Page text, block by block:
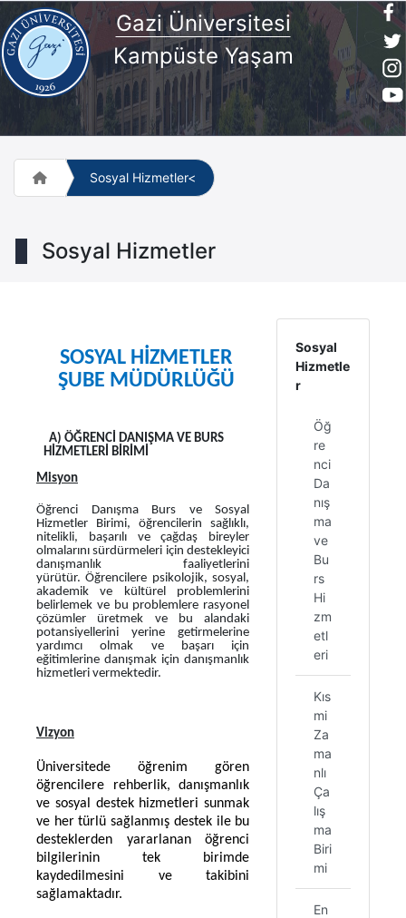
Gazi Üniversitesi
Kampüste Yaşam
Sosyal Hizmetler<
Sosyal Hizmetler
SOSYAL HİZMETLER
ŞUBE MÜDÜRLÜĞÜ
A) ÖĞRENCİ DANIŞMA VE BURS
HİZMETLERİ BİRİMİ
Misyon
Öğrenci Danışma Burs ve Sosyal
Hizmetler Birimi, öğrencilerin sağlıklı,
nitelikli, başarılı ve çağdaş bireyler
olmalarını sürdürmeleri için destekleyici
danışmanlık faaliyetlerini
yürütür. Öğrencilere psikolojik, sosyal,
akademik ve kültürel problemlerini
belirlemek ve bu problemlere rasyonel
çözümler üretmek ve bu alandaki
potansiyellerini yerine getirmelerine
yardımcı olmak ve başarı için
eğitimlerine danışmak için danışmanlık
hizmetleri vermektedir.
Vizyon
Üniversitede öğrenim gören
öğrencilere rehberlik, danışmanlık
ve sosyal destek hizmetleri sunmak
ve her türlü sağlanmış destek ile bu
desteklerden yararlanan öğrenci
bilgilerinin tek birimde
kaydedilmesini ve takibini
sağlamaktadır.
Sosyal
Hizmetle
r
Öğ
re
nci
Da
nış
ma
ve
Bu
rs
Hi
zm
etl
eri
Kıs
mi
Za
ma
nlı
Ça
lış
ma
Biri
mi
En